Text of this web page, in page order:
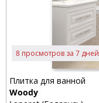
8 просмотров за 7 дней
Плитка для ванной
Woody